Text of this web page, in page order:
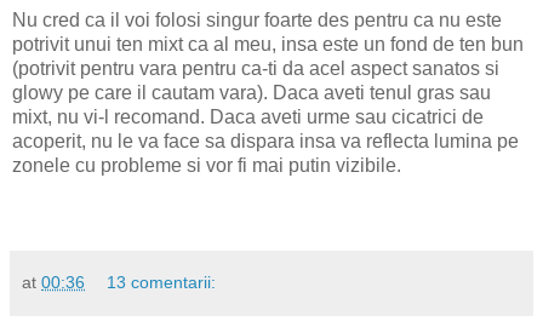
Nu cred ca il voi folosi singur foarte des pentru ca nu este
potrivit unui ten mixt ca al meu, insa este un fond de ten bun
(potrivit pentru vara pentru ca-ti da acel aspect sanatos si
glowy pe care il cautam vara). Daca aveti tenul gras sau
mixt, nu vi-l recomand. Daca aveti urme sau cicatrici de
acoperit, nu le va face sa dispara insa va reflecta lumina pe
zonele cu probleme si vor fi mai putin vizibile.
at 00:36 13 comentarii: